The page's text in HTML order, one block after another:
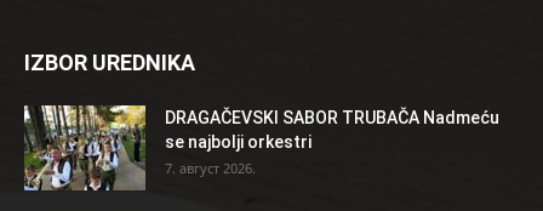
IZBOR UREDNIKA
DRAGAČEVSKI SABOR TRUBAČA Nadmeću
se najbolji orkestri
7. август 2026.